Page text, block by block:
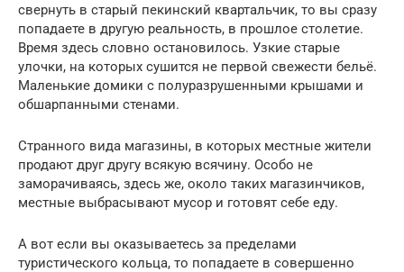
свернуть в старый пекинский квартальчик, то вы сразу
попадаете в другую реальность, в прошлое столетие.
Время здесь словно остановилось. Узкие старые
улочки, на которых сушится не первой свежести бельё.
Маленькие домики с полуразрушенными крышами и
обшарпанными стенами.
Странного вида магазины, в которых местные жители
продают друг другу всякую всячину. Особо не
заморачиваясь, здесь же, около таких магазинчиков,
местные выбрасывают мусор и готовят себе еду.
А вот если вы оказываетесь за пределами
туристического кольца, то попадаете в совершенно